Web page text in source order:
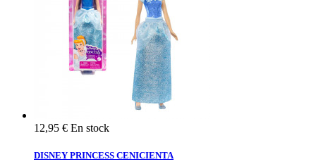
12,95 € En stock
DISNEY PRINCESS CENICIENTA